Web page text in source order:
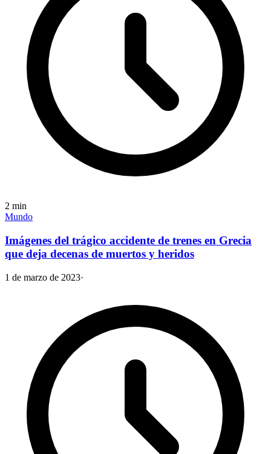
2 min
Mundo
Imágenes del trágico accidente de trenes en Grecia
que deja decenas de muertos y heridos
1 de marzo de 2023·